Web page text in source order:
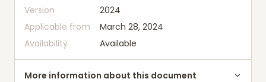
Version
2024
Applicable from
March 28, 2024
Availability
Available
More information about this document